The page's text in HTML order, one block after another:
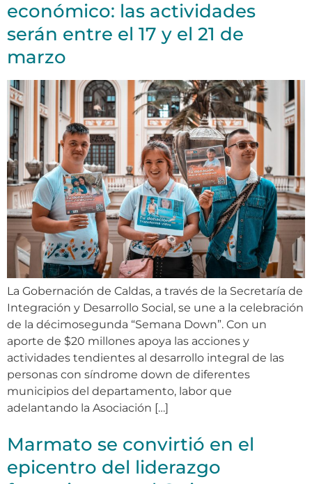
económico: las actividades
serán entre el 17 y el 21 de
marzo
La Gobernación de Caldas, a través de la Secretaría de
Integración y Desarrollo Social, se une a la celebración
de la décimosegunda “Semana Down”. Con un
aporte de $20 millones apoya las acciones y
actividades tendientes al desarrollo integral de las
personas con síndrome down de diferentes
municipios del departamento, labor que
adelantando la Asociación […]
Marmato se convirtió en el
epicentro del liderazgo